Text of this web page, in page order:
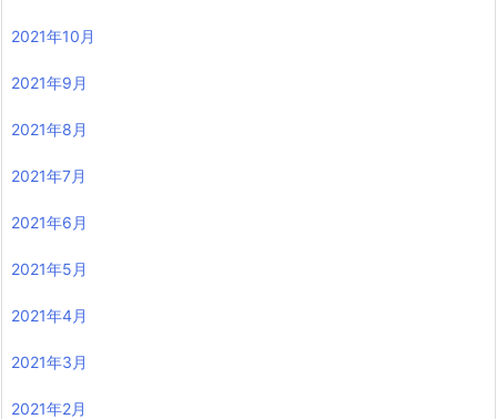
2021年10月
2021年9月
2021年8月
2021年7月
2021年6月
2021年5月
2021年4月
2021年3月
2021年2月